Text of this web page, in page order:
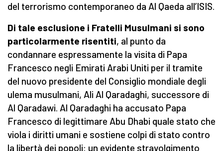
del terrorismo contemporaneo da Al Qaeda all’ISIS.
Di tale esclusione i Fratelli Musulmani si sono
particolarmente risentiti, al punto da
condannare espressamente la visita di Papa
Francesco negli Emirati Arabi Uniti per il tramite
del nuovo presidente del Consiglio mondiale degli
ulema musulmani, Ali Al Qaradaghi, successore di
Al Qaradawi. Al Qaradaghi ha accusato Papa
Francesco di legittimare Abu Dhabi quale stato che
viola i diritti umani e sostiene colpi di stato contro
la libertà dei popoli: un evidente stravolgimento